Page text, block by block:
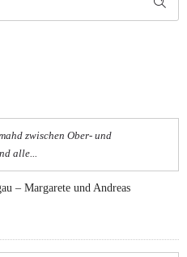
zwischen Ober- und
alle...
– Margarete und Andreas